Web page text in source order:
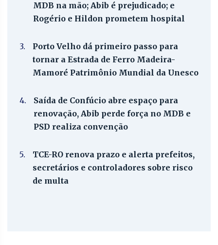
MDB na mão; Abib é prejudicado; e
Rogério e Hildon prometem hospital
3.
Porto Velho dá primeiro passo para
tornar a Estrada de Ferro Madeira-
Mamoré Patrimônio Mundial da Unesco
4.
Saída de Confúcio abre espaço para
renovação, Abib perde força no MDB e
PSD realiza convenção
5.
TCE-RO renova prazo e alerta prefeitos,
secretários e controladores sobre risco
de multa